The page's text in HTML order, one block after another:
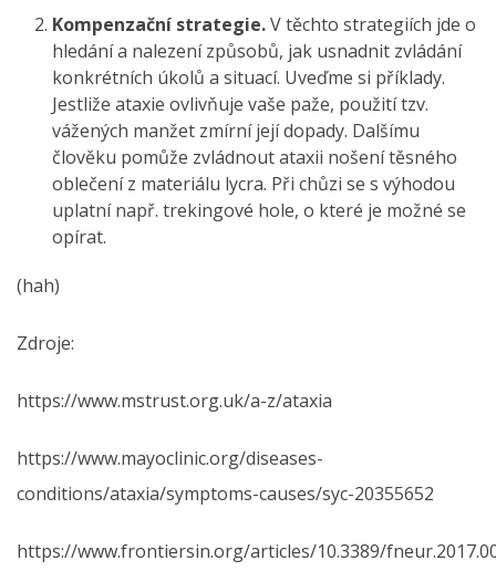
Kompenzační strategie.V těchto strategiích jde o
hledání a nalezení způsobů, jak usnadnit zvládání
konkrétních úkolů a situací. Uveďme si příklady.
Jestliže ataxie ovlivňuje vaše paže, použití tzv.
vážených manžet zmírní její dopady. Dalšímu
člověku pomůže zvládnout ataxii nošení těsného
oblečení z materiálu lycra. Při chůzi se s výhodou
uplatní např. trekingové hole, o které je možné se
opírat.
(hah)
Zdroje:
https://www.mstrust.org.uk/a-z/ataxia
https://www.mayoclinic.org/diseases-
conditions/ataxia/symptoms-causes/syc-20355652
https://www.frontiersin.org/articles/10.3389/